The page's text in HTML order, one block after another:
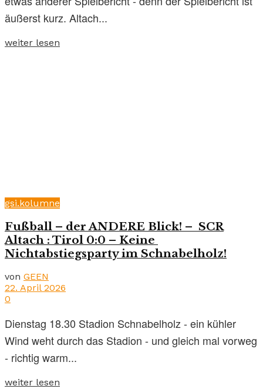
äußerst kurz. Altach...
weiter lesen
gsi.kolumne
Fußball – der ANDERE Blick! – SCR
Altach : Tirol 0:0 – Keine
Nichtabstiegsparty im Schnabelholz!
von GEEN
22. April 2026
0
Dienstag 18.30 Stadion Schnabelholz - ein kühler
Wind weht durch das Stadion - und gleich mal vorweg
- richtig warm...
weiter lesen